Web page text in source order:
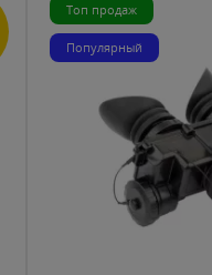
Топ продаж
Популярный